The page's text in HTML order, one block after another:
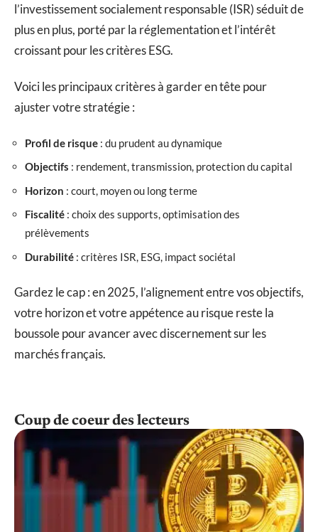
l’investissement socialement responsable (ISR) séduit de
plus en plus, porté par la réglementation et l’intérêt
croissant pour les critères ESG.
Voici les principaux critères à garder en tête pour
ajuster votre stratégie :
Profil de risque : du prudent au dynamique
Objectifs : rendement, transmission, protection du capital
Horizon : court, moyen ou long terme
Fiscalité : choix des supports, optimisation des
prélèvements
Durabilité : critères ISR, ESG, impact sociétal
Gardez le cap : en 2025, l’alignement entre vos objectifs,
votre horizon et votre appétence au risque reste la
boussole pour avancer avec discernement sur les
marchés français.
Coup de coeur des lecteurs